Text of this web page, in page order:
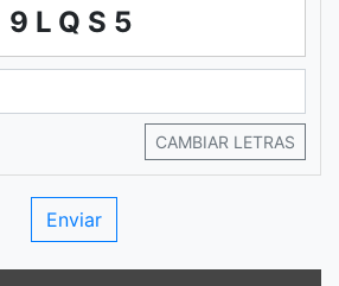
9LQS5
CAMBIAR LETRAS